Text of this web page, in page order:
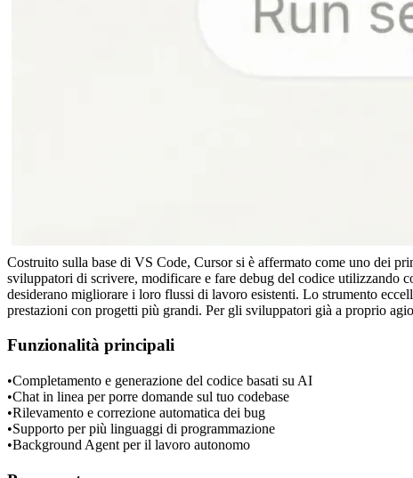
Costruito sulla base di VS Code, Cursor si è affermato come uno dei
sviluppatori di scrivere, modificare e fare debug del codice utilizzando
desiderano migliorare i loro flussi di lavoro esistenti. Lo strumento
prestazioni con progetti più grandi. Per gli sviluppatori già a proprio
Funzionalità principali
•Completamento e generazione del codice basati su AI
•Chat in linea per porre domande sul tuo codebase
•Rilevamento e correzione automatica dei bug
•Supporto per più linguaggi di programmazione
•Background Agent per il lavoro autonomo